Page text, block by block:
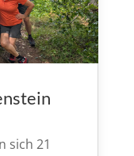
sich 21